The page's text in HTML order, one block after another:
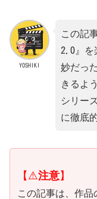
YOSHIKI
この記
2.0』を
妙だっ
きるよ
シリー
に徹底
【⚠️注意】
この記事は、作品